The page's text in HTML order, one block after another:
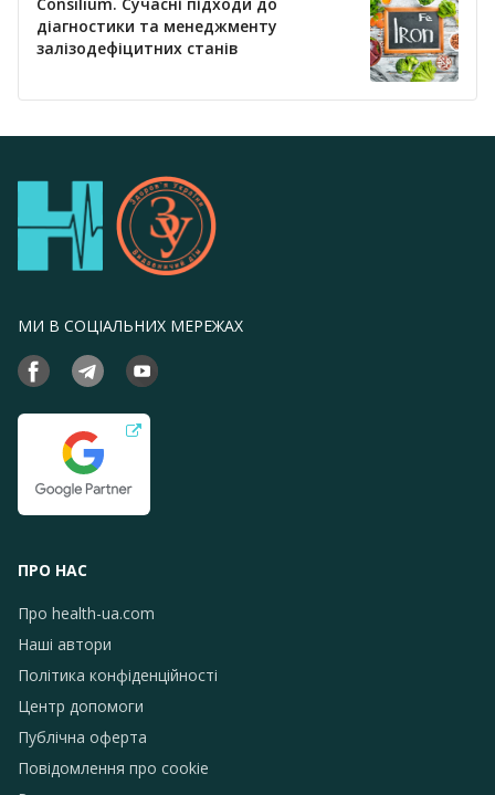
діагностики та менеджменту
залізодефіцитних станів
МИ В СОЦІАЛЬНИХ МЕРЕЖАХ
ПРО НАС
Про health-ua.com
Наші автори
Політика конфіденційності
Центр допомоги
Публічна оферта
Повідомлення про сookie